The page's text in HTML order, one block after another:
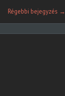
Régebbi bejegyzés →